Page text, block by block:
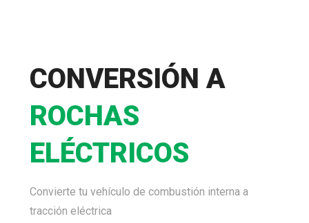
CONVERSIÓN A
ROCHAS
ELÉCTRICOS
Convierte tu vehículo de combustión interna a
tracción eléctrica